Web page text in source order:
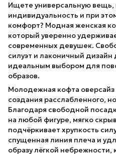
Ищете универсальную вещь,
индивидуальность и при
комфорт? Модная женская
который уверенно
современных девушек.
силуэт и лаконичный
идеальным выбором для
образов.
Молодежная кофта
создания расслабленного,
Благодаря свободной
на любой фигуре, мягко
подчёркивает хрупкость
спущенная линия плеча и
образу лёгкой небрежности,